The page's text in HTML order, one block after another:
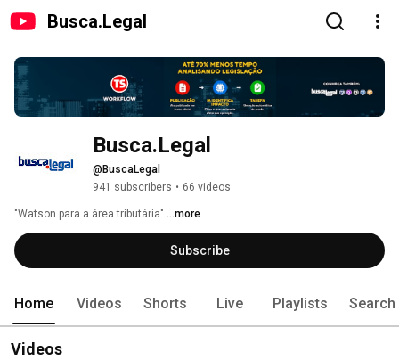
Busca.Legal
Busca.Legal
@BuscaLegal
941 subscribers • 66 videos
"Watson para a área tributária"​ ...more
Subscribe
Home Videos Shorts Live Playlists Search
Videos